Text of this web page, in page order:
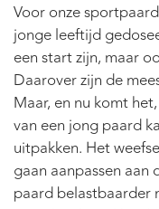
Voor onze
jonge leeftijd
een start zijn, maar
Daarover zijn de
Maar, en nu komt
van een jong paard
uitpakken. Het
gaan aanpassen
paard belastbaarder